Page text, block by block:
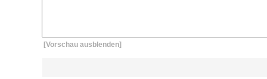
[Vorschau ausblenden]